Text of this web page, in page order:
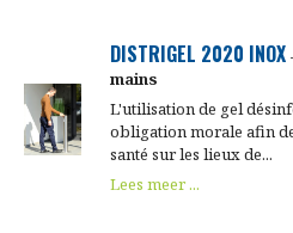
DISTRIGEL 2020 INOX
mains
L'utilisation de gel
obligation morale afin
santé sur les lieux de...
Lees meer ...